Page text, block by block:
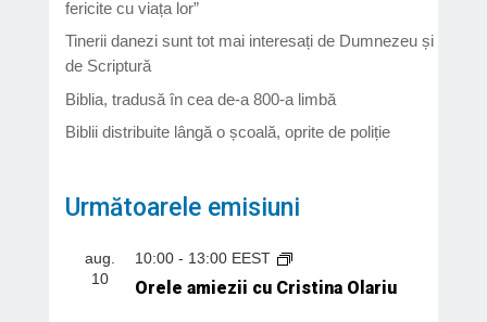
fericite cu viața lor”
Tinerii danezi sunt tot mai interesați de Dumnezeu și
de Scriptură
Biblia, tradusă în cea de-a 800-a limbă
Biblii distribuite lângă o școală, oprite de poliție
Următoarele emisiuni
aug.
10
10:00- 13:00 EEST
Orele amiezii cu Cristina Olariu